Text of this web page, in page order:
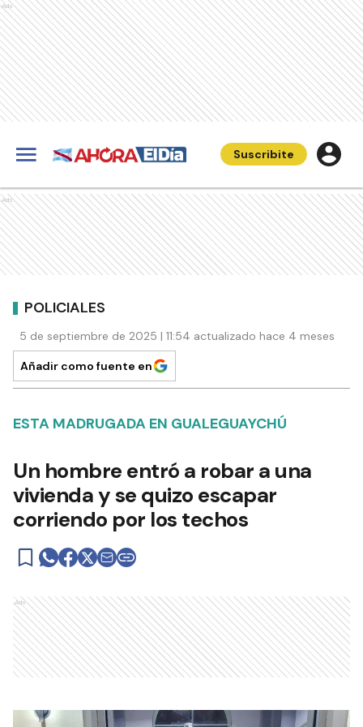
Ads
Suscribite
Ads
POLICIALES
5 de septiembre de 2025 | 11:54 actualizado hace 4 meses
Añadir como fuente en
ESTA MADRUGADA EN GUALEGUAYCHÚ
Un hombre entró a robar a una
vivienda y se quizo escapar
corriendo por los techos
Ads